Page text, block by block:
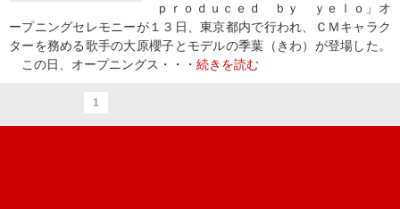
ｐｒｏｄｕｃｅｄ ｂｙ ｙｅｌｏ」オ
ープニングセレモニーが１３日、東京都内で行われ、ＣＭキャラク
ターを務める歌手の大原櫻子とモデルの季葉（きわ）が登場した。
この日、オープニングス・・・ 続きを読む
1